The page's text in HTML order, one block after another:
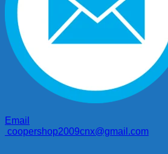
Email
coopershop2009cnx@gmail.com